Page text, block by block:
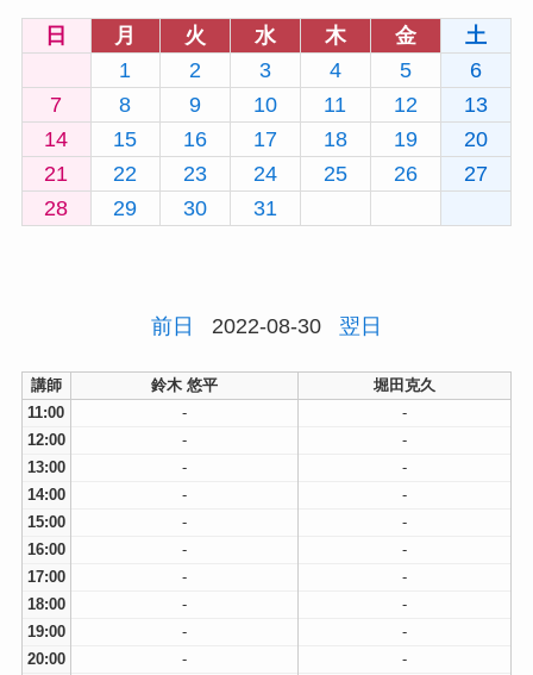
日 月 火 水 木 金
土
1
2 3 4 5
6
7
8 9 10 11 12
13
14
15 16 17 18 19
20
21
22 23 24 25 26
27
28
29 30 31
前日 2022-08-30 翌日
講師 鈴木 悠平
堀田克久
11:00
-
-
12:00
-
-
13:00
-
-
14:00
-
-
15:00
-
-
16:00
-
-
17:00
-
-
18:00
-
-
19:00
-
-
20:00
-
-